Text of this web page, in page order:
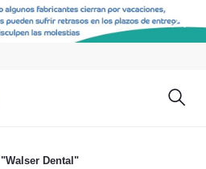
"Walser Dental"